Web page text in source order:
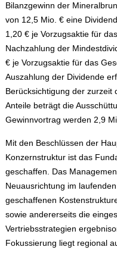
Bilanzgewinn der
von 12,5 Mio. € eine
1,20 € je Vorzugsaktie für
Nachzahlung der
€ je Vorzugsaktie für das
Auszahlung der Dividende
Berücksichtigung der zurzeit
Anteile beträgt die
Gewinnvortrag werden 2,9
Mit den Beschlüssen der
Konzernstruktur ist das
geschaffen. Das
Neuausrichtung im
geschaffenen
sowie andererseits die
Vertriebsstrategien
Fokussierung liegt regional